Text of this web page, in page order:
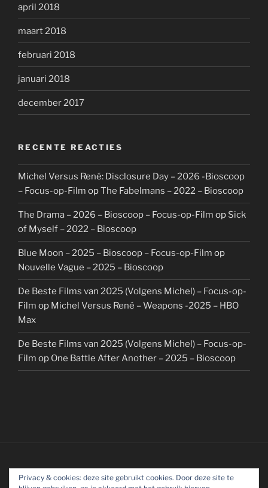
april 2018
maart 2018
februari 2018
januari 2018
december 2017
RECENTE REACTIES
Michel Versus René: Disclosure Day – 2026 -Bioscoop
– Focus-op-Film opThe Fabelmans – 2022 – Bioscoop
The Drama – 2026 – Bioscoop – Focus-op-Film op Sick
of Myself – 2022 – Bioscoop
Blue Moon – 2025 – Bioscoop – Focus-op-Film op
Nouvelle Vague – 2025 – Bioscoop
De Beste Films van 2025 (Volgens Michel) – Focus-op-
Film op Michel Versus René – Weapons -2025 – HBO
Max
De Beste Films van 2025 (Volgens Michel) – Focus-op-
Film op One Battle After Another – 2025 – Bioscoop
Privacy & cookies: deze site gebruikt cookies. Door deze site te